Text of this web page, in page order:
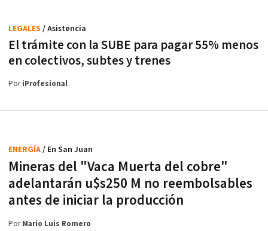
El trámite con la SUBE para pagar 55% menos
en colectivos, subtes y trenes
LEGALES / Asistencia
PoriProfesional
Mineras del "Vaca Muerta del cobre"
adelantarán u$s250 M no reembolsables
antes de iniciar la producción
ENERGÍA/ En San Juan
PorMario Luis Romero